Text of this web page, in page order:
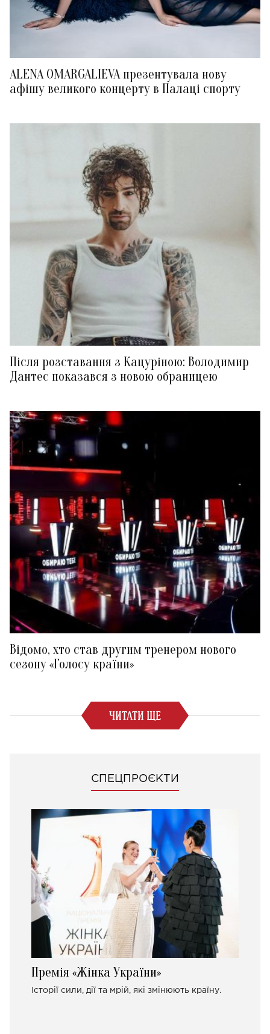
ALENA OMARGALIEVA презентувала нову
афішу великого концерту в Палаці спорту
Після розставання з Кацуріною: Володимир
Дантес показався з новою обраницею
Відомо, хто став другим тренером нового
сезону «Голосу країни»
ЧИТАТИ ЩЕ
СПЕЦПРОЄКТИ
Премія «Жінка України»
Історії сили, дії та мрій, які змінюють країну.